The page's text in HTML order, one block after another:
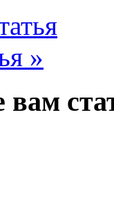
»
вам